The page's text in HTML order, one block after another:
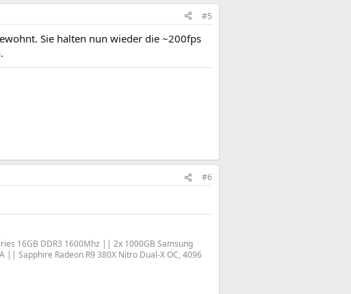
#5
Sie halten nun wieder die ~200fps
#6
16GB DDR3 1600Mhz || 2x 1000GB Samsung
|| Sapphire Radeon R9 380X Nitro Dual-X OC, 4096